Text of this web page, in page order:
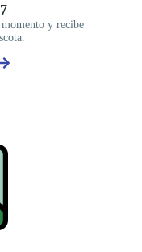
y recibe